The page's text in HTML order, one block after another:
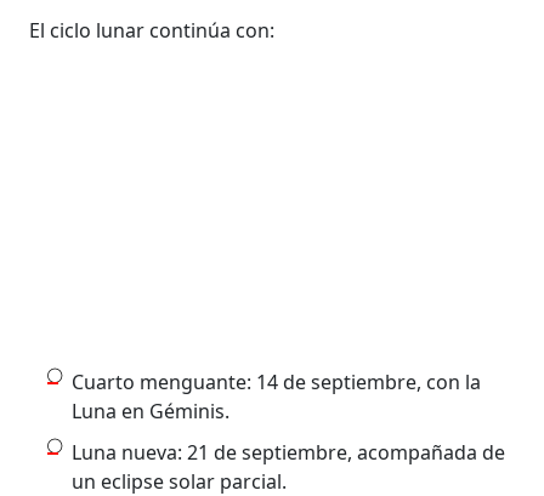
El ciclo lunar continúa con:
Cuarto menguante: 14 de septiembre, con la
Luna en Géminis.
Luna nueva: 21 de septiembre, acompañada de
un eclipse solar parcial.